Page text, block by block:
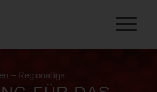
– Regionalliga